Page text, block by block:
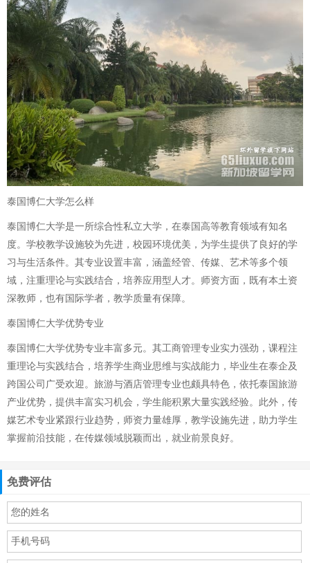
泰国博仁大学怎么样
泰国博仁大学是一所综合性私立大学，在泰国高等教育领域有知名
度。学校教学设施较为先进，校园环境优美，为学生提供了良好的学
习与生活条件。其专业设置丰富，涵盖经管、传媒、艺术等多个领
域，注重理论与实践结合，培养应用型人才。师资方面，既有本土资
深教师，也有国际学者，教学质量有保障。
泰国博仁大学优势专业
泰国博仁大学优势专业丰富多元。其工商管理专业实力强劲，课程注
重理论与实践结合，培养学生商业思维与实战能力，毕业生在泰企及
跨国公司广受欢迎。旅游与酒店管理专业也颇具特色，依托泰国旅游
产业优势，提供丰富实习机会，学生能积累大量实践经验。此外，传
媒艺术专业紧跟行业趋势，师资力量雄厚，教学设施先进，助力学生
掌握前沿技能，在传媒领域脱颖而出，就业前景良好。
免费评估